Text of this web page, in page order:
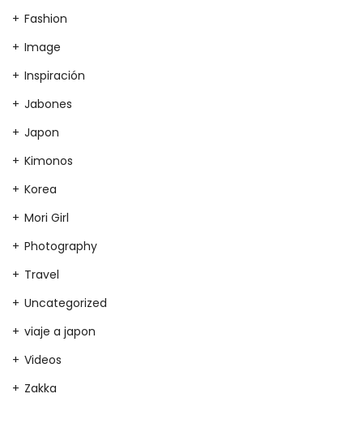
Fashion
Image
Inspiración
Jabones
Japon
Kimonos
Korea
Mori Girl
Photography
Travel
Uncategorized
viaje a japon
Videos
Zakka